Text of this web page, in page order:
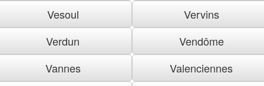
Vesoul
Vervins
Verdun
Vendôme
Vannes
Valenciennes